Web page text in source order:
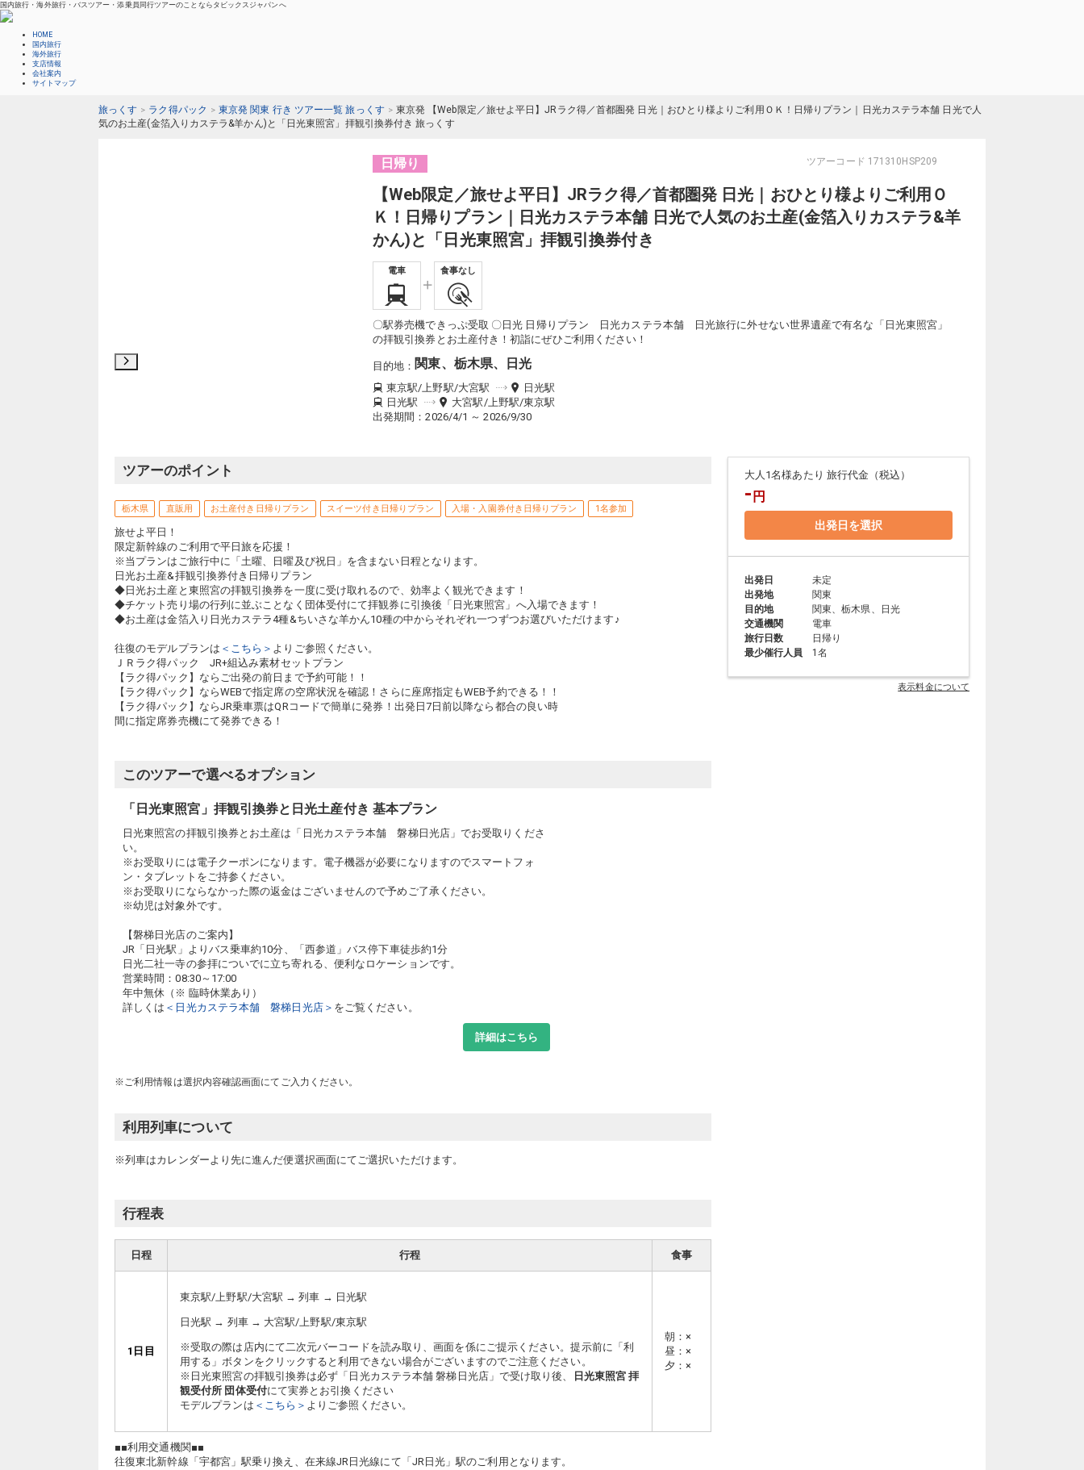
国内旅行・海外旅行・バスツアー・添乗員同行ツアーのことならタビックスジャパンへ
HOME
国内旅行
海外旅行
支店情報
会社案内
サイトマップ
旅っくす ラク得パック 東京発 関東 行き ツアー一覧 旅っくす
東京発 【Web限定／旅せよ平日】JRラク得／首都圏発 日光｜おひとり様よりご利用ＯＫ！日帰りプラン｜日光カステラ本舗 日光で人
気のお土産(金箔入りカステラ&羊かん)と「日光東照宮」拝観引換券付き 旅っくす
ツアーコード 171310HSP209
日帰り
【Web限定／旅せよ平日】JRラク得／首都圏発 日光｜おひとり様よりご利用Ｏ
Ｋ！日帰りプラン｜日光カステラ本舗 日光で人気のお土産(金箔入りカステラ&羊
かん)と「日光東照宮」拝観引換券付き
電車 食事なし
〇駅券売機できっぷ受取 〇日光 日帰りプラン 日光カステラ本舗 日光旅行に外せない世界遺産で有名な「日光東照宮」
の拝観引換券とお土産付き！初詣にぜひご利用ください！
目的地 ： 関東、栃木県、日光
東京駅/上野駅/大宮駅
日光駅
日光駅
大宮駅/上野駅/東京駅
出発期間：2026/4/1 ～ 2026/9/30
ツアーのポイント
栃木県 直販用 お土産付き日帰りプラン スイーツ付き日帰りプラン 入場・入園券付き日帰りプラン 1名参加
旅せよ平日！
限定新幹線のご利用で平日旅を応援！
※当プランはご旅行中に「土曜、日曜及び祝日」を含まない日程となります。
日光お土産&拝観引換券付き日帰りプラン
◆日光お土産と東照宮の拝観引換券を一度に受け取れるので、効率よく観光できます！
◆チケット売り場の行列に並ぶことなく団体受付にて拝観券に引換後「日光東照宮」へ入場できます！
◆お土産は金箔入り日光カステラ4種&ちいさな羊かん10種の中からそれぞれ一つずつお選びいただけます♪
往復のモデルプランは ＜こちら＞ よりご参照ください。
ＪＲラク得パック JR+組込み素材セットプラン
【ラク得パック】ならご出発の前日まで予約可能！！
【ラク得パック】ならWEBで指定席の空席状況を確認！さらに座席指定もWEB予約できる！！
【ラク得パック】ならJR乗車票はQRコードで簡単に発券！出発日7日前以降なら都合の良い時
間に指定席券売機にて発券できる！
このツアーで選べるオプション
「日光東照宮」拝観引換券と日光土産付き 基本プラン
日光東照宮の拝観引換券とお土産は「日光カステラ本舗 磐梯日光店」でお受取りくださ
い。
※お受取りには電子クーポンになります。電子機器が必要になりますのでスマートフォ
ン・タブレットをご持参ください。
※お受取りにならなかった際の返金はございませんので予めご了承ください。
※幼児は対象外です。
【磐梯日光店のご案内】
JR「日光駅」よりバス乗車約10分、「西参道」バス停下車徒歩約1分
日光二社一寺の参拝についでに立ち寄れる、便利なロケーションです。
営業時間：08:30～17:00
年中無休（※ 臨時休業あり）
詳しくは ＜日光カステラ本舗 磐梯日光店＞ をご覧ください。
詳細はこちら
※ご利用情報は選択内容確認画面にてご入力ください。
利用列車について
※列車はカレンダーより先に進んだ便選択画面にてご選択いただけます。
行程表
日程 行程 食事
1日目
東京駅/上野駅/大宮駅 → 列車 → 日光駅
日光駅 → 列車 → 大宮駅/上野駅/東京駅
※受取の際は店内にて二次元バーコードを読み取り、画面を係にご提示ください。提示前に「利
用する」ボタンをクリックすると利用できない場合がございますのでご注意ください。
※日光東照宮の拝観引換券は必ず「日光カステラ本舗 磐梯日光店」で受け取り後、
日光東照宮 拝
観受付所 団体受付にて実券とお引換ください
モデルプランは ＜こちら＞ よりご参照ください。
朝 ：×
昼 ：×
夕 ：×
■■利用交通機関■■
往復東北新幹線「宇都宮」駅乗り換え、在来線JR日光線にて「JR日光」駅のご利用となります。
大人1名様あたり 旅行代金（税込）
- 円
出発日を選択
出発日
未定
出発地
関東
目的地
関東、栃木県、日光
交通機関
電車
旅行日数
日帰り
最少催行人員
1名
表示料金について